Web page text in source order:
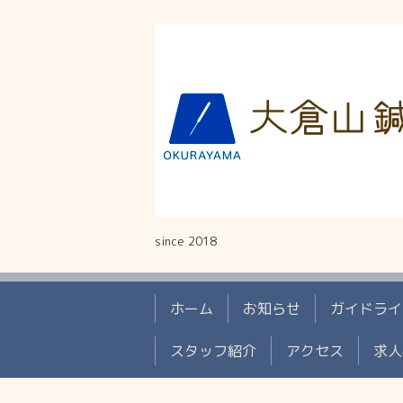
since 2018
ホーム お知らせ ガイドラ
スタッフ紹介 アクセス 求